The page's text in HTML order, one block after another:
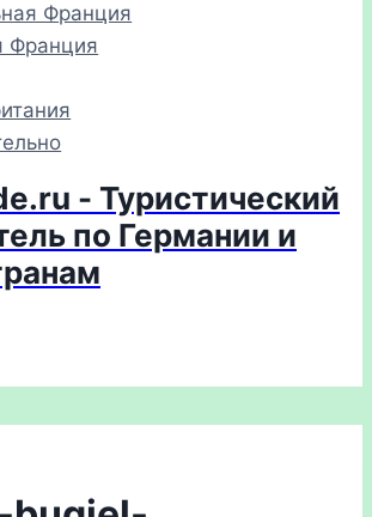
Франция
Франция
- Туристический
по Германии и